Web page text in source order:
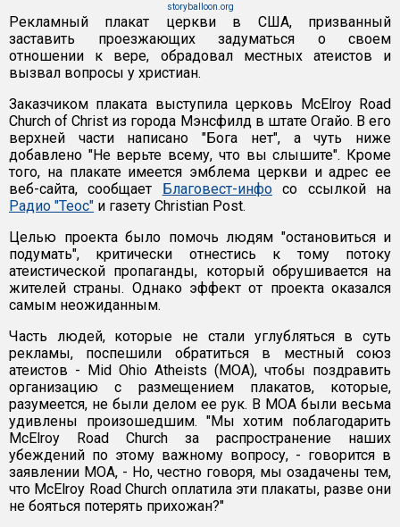
storyballoon.org
Рекламный плакат церкви в США, призванный
заставить проезжающих задуматься о своем
отношении к вере, обрадовал местных атеистов и
вызвал вопросы у христиан.
Заказчиком плаката выступила церковь McElroy Road
Church of Christ из города Мэнсфилд в штате Огайо. В его
верхней части написано "Бога нет", а чуть ниже
добавлено "Не верьте всему, что вы слышите". Кроме
того, на плакате имеется эмблема церкви и адрес ее
веб-сайта, сообщает Благовест-инфосо ссылкой на
Радио "Теос" и газету Christian Post.
Целью проекта было помочь людям "остановиться и
подумать", критически отнестись к тому потоку
атеистической пропаганды, который обрушивается на
жителей страны. Однако эффект от проекта оказался
самым неожиданным.
Часть людей, которые не стали углубляться в суть
рекламы, поспешили обратиться в местный союз
атеистов - Mid Ohio Atheists (MOA), чтобы поздравить
организацию с размещением плакатов, которые,
разумеется, не были делом ее рук. В MOA были весьма
удивлены произошедшим. "Мы хотим поблагодарить
McElroy Road Church за распространение наших
убеждений по этому важному вопросу, - говорится в
заявлении МОА, - Но, честно говоря, мы озадачены тем,
что McElroy Road Church оплатила эти плакаты, разве они
не бояться потерять прихожан?"